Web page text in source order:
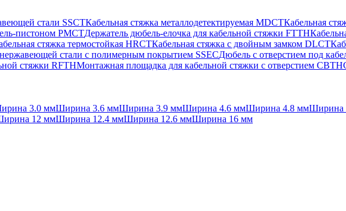
стали SSCTКабельная стяжка металлодетектируемая MDCTКабельная
пистоном PMCTДержатель дюбель-елочка для кабельной стяжки FTTH
стяжка термостойкая HRCTКабельная стяжка с двойным замком DLCT
нержавеющей стали с полимерным покрытием SSECДюбель с отверстием под
стяжки RFTHМонтажная площадка для кабельной стяжки с отверстием CBTH
3.0 ммШирина 3.6 ммШирина 3.9 ммШирина 4.6 ммШирина 4.8 ммШирина
12 ммШирина 12.4 ммШирина 12.6 ммШирина 16 мм